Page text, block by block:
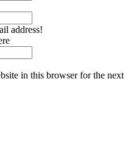
address!
in this browser for the next